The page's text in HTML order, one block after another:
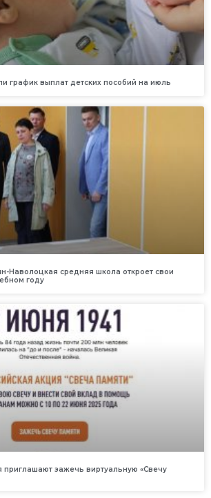
график выплат детских пособий на июль
Наволоцкая средняя школа откроет свои
году
зажечь виртуальную «Свечу